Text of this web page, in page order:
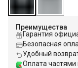
Преимущества
Гарантия
Безопасная
Удобный
Оплата частями